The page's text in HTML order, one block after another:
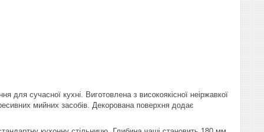
для сучасної кухні. Виготовлена з високоякісної неіржавкої
мийних засобів. Декорована поверхня додає